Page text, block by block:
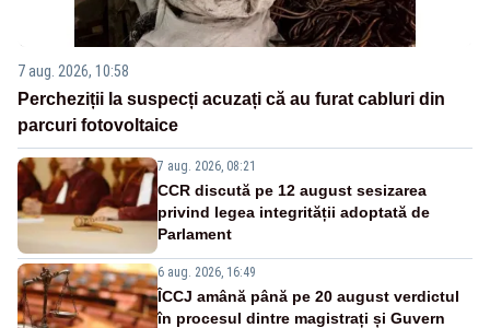
7 aug. 2026, 10:58
Percheziții la suspecți acuzați că au furat cabluri din
parcuri fotovoltaice
7 aug. 2026, 08:21
CCR discută pe 12 august sesizarea
privind legea integrității adoptată de
Parlament
6 aug. 2026, 16:49
ÎCCJ amână până pe 20 august verdictul
în procesul dintre magistrați și Guvern